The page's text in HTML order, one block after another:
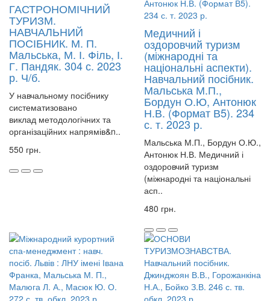
ГАСТРОНОМІЧНИЙ
ТУРИЗМ.
НАВЧАЛЬНИЙ
ПОСІБНИК. М. П.
Мальська, М. І. Філь, І.
Г. Пандяк. 304 с. 2023
р. Ч/б.
У навчальному посібнику
систематизовано
виклад методологічних та
організаційних напрямів&n..
550 грн.
Медичний і
оздоровчий туризм
(міжнародні та
національні аспекти).
Навчальний посібник.
Мальська М.П.,
Бордун О.Ю, Антонюк
Н.В. (Формат В5). 234
с. т. 2023 р.
Мальська М.П., Бордун О.Ю.,
Антонюк Н.В. Медичний і
оздоровчий туризм
(міжнародні та національні
асп..
480 грн.